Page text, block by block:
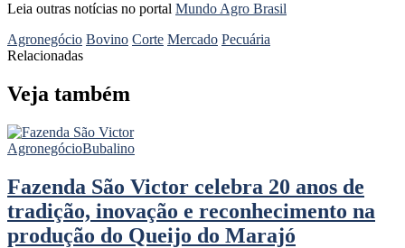
Leia outras notícias no portal Mundo Agro Brasil
Agronegócio Bovino Corte Mercado Pecuária
Relacionadas
Veja também
AgronegócioBubalino
Fazenda São Victor celebra 20 anos de
tradição, inovação e reconhecimento na
produção do Queijo do Marajó